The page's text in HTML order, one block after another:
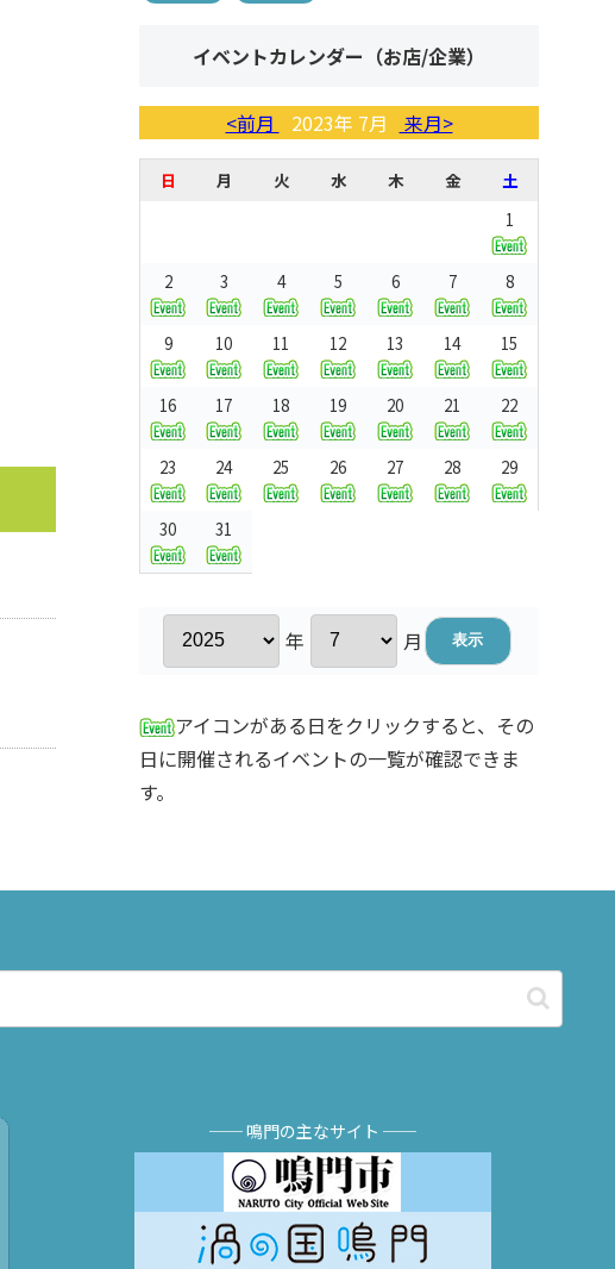
イベントカレンダー（お店/企業）
<前月 2023年 7月 来月>
日 月 火 水 木 金
土
1
2 3 4 5 6 7 8
9 10 11 12 13 14 15
16 17 18 19 20 21 22
23 24 25 26 27 28 29
30 31
年 月
アイコンがある日をクリックすると、その
日に開催されるイベントの一覧が確認できま
す。
── 鳴門の主なサイト ──